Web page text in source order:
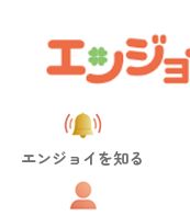
エンジョイを知る